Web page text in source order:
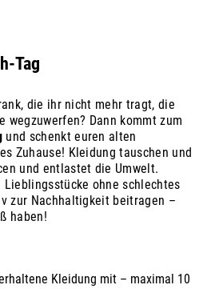
Tag
die ihr nicht mehr tragt, die
wegzuwerfen? Dann kommt zum
und schenkt euren alten
Zuhause! Kleidung tauschen und
und entlastet die Umwelt.
ohne schlechtes
zur Nachhaltigkeit beitragen –
haben!
Kleidung mit – maximal 10